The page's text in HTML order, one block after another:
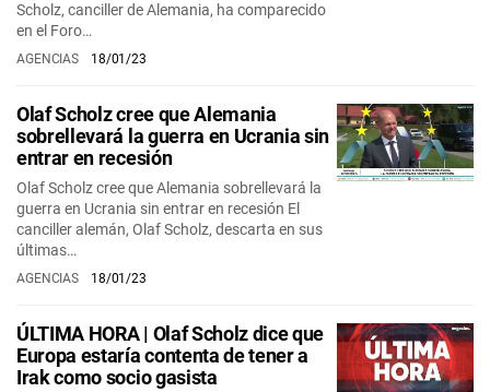
Scholz, canciller de Alemania, ha comparecido
en el Foro…
AGENCIAS 18/01/23
Olaf Scholz cree que Alemania
sobrellevará la guerra en Ucrania sin
entrar en recesión
Olaf Scholz cree que Alemania sobrellevará la
guerra en Ucrania sin entrar en recesión El
canciller alemán, Olaf Scholz, descarta en sus
últimas…
AGENCIAS 18/01/23
ÚLTIMA HORA | Olaf Scholz dice que
Europa estaría contenta de tener a
Irak como socio gasista